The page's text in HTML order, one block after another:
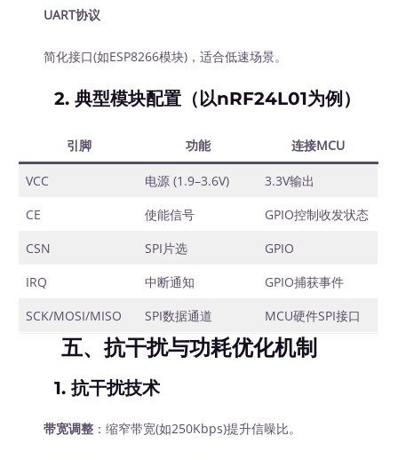
UART协议
简化接口(如ESP8266模块)，适合低速场景。
2.典型模块配置（以nRF24L01为例）
引脚 功能 连接MCU
VCC 电源 (1.9–3.6V)
3.3V输出
CE
使能信号
GPIO控制收发状态
CSN
SPI片选
GPIO
IRQ
中断通知
GPIO捕获事件
SCK/MOSI/MISO
SPI数据通道 MCU硬件SPI接口
五、抗干扰与功耗优化机制
1.抗干扰技术
带宽调整 ：缩窄带宽(如250Kbps)提升信噪比。